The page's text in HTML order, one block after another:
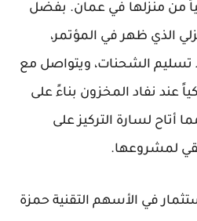
من منزلها في عمان. بفضل
الذي ظهر في المؤتمر،
تسليم الشحنات، ويتواصل مع
عند نفاد المخزون بناءً على
أتاح لسارة التركيز على
لمشروعها.
في الأسهم التقنية حمزة